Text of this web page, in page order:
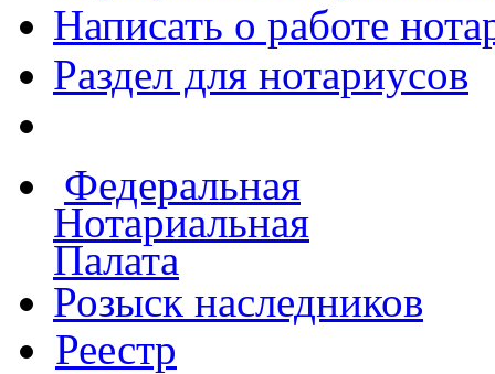
Написать о работе
Раздел для нотариусов
Федеральная
Нотариальная
Палата
Розыск наследников
Реестр